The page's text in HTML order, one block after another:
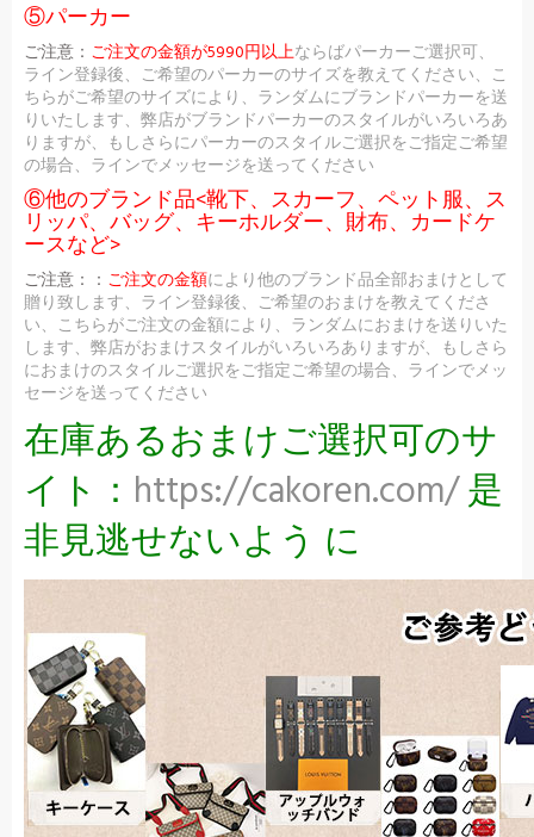
⑤パーカー
ご注意： ご注文の金額が5990円以上ならばパーカーご選択可、
ライン登録後、ご希望のパーカーのサイズを教えてください、こ
ちらがご希望のサイズにより、ランダムにブランドパーカーを送
りいたします、弊店がブランドパーカーのスタイルがいろいろあ
りますが、もしさらにパーカーのスタイルご選択をご指定ご希望
の場合、ラインでメッセージを送ってください
⑥他のブランド品<靴下、スカーフ、ペット服、ス
リッパ、バッグ、キーホルダー、財布、カードケ
ースなど>
ご注意：： ご注文の金額により他のブランド品全部おまけとして
贈り致します、ライン登録後、ご希望のおまけを教えてくださ
い、こちらがご注文の金額により、ランダムにおまけを送りいた
します、弊店がおまけスタイルがいろいろありますが、もしさら
におまけのスタイルご選択をご指定ご希望の場合、ラインでメッ
セージを送ってください
在庫あるおまけご選択可のサ
イト： https://cakoren.com/是
非見逃せないよう に